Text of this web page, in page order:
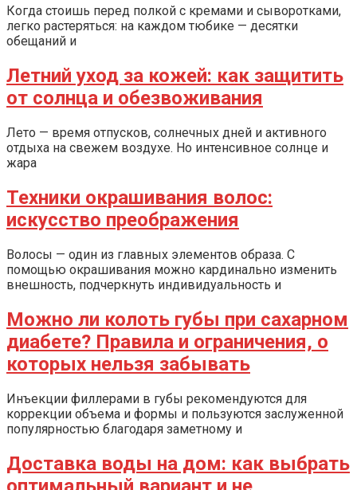
Когда стоишь перед полкой с кремами и сыворотками,
легко растеряться: на каждом тюбике — десятки
обещаний и
Летний уход за кожей: как защитить
от солнца и обезвоживания
Лето — время отпусков, солнечных дней и активного
отдыха на свежем воздухе. Но интенсивное солнце и
жара
Техники окрашивания волос:
искусство преображения
Волосы — один из главных элементов образа. С
помощью окрашивания можно кардинально изменить
внешность, подчеркнуть индивидуальность и
Можно ли колоть губы при сахарном
диабете? Правила и ограничения, о
которых нельзя забывать
Инъекции филлерами в губы рекомендуются для
коррекции объема и формы и пользуются заслуженной
популярностью благодаря заметному и
Доставка воды на дом: как выбрать